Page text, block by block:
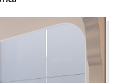
FONG